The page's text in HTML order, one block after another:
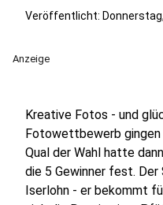
Veröffentlicht:
Anzeige
Kreative Fotos - und
Fotowettbewerb gingen
Qual der Wahl hatte
die 5 Gewinner fest. Der
Iserlohn - er bekommt